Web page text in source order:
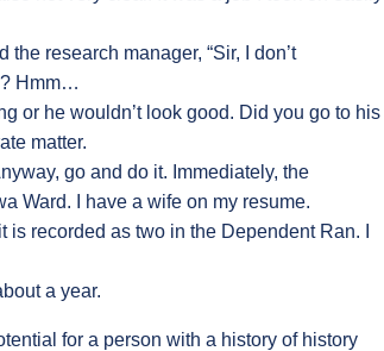
research manager, “Sir, I don’t
Hmm…
or he wouldn’t look good. Did you go to his
matter.
go and do it. Immediately, the
Ward. I have a wife on my resume.
recorded as two in the Dependent Ran. I
a year.
for a person with a history of history